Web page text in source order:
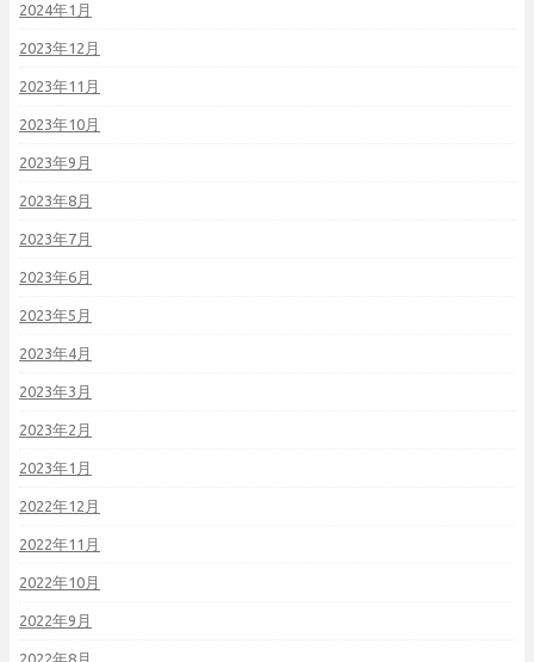
2024年1月
2023年12月
2023年11月
2023年10月
2023年9月
2023年8月
2023年7月
2023年6月
2023年5月
2023年4月
2023年3月
2023年2月
2023年1月
2022年12月
2022年11月
2022年10月
2022年9月
2022年8月